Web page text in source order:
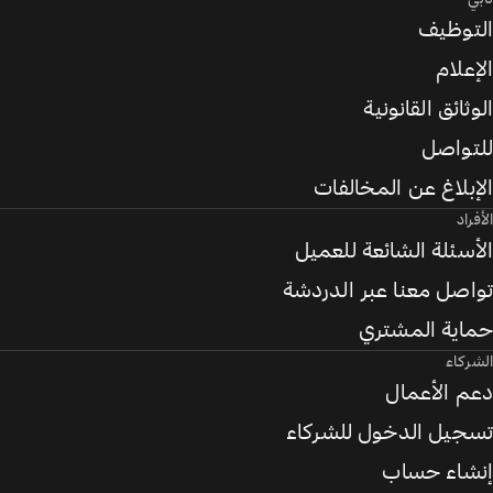
التوظيف
الإعلام
الوثائق القانونية
للتواصل
الإبلاغ عن المخالفات
الأفراد
الأسئلة الشائعة للعميل
تواصل معنا عبر الدردشة
حماية المشتري
الشركاء
دعم الأعمال
تسجيل الدخول للشركاء
إنشاء حساب